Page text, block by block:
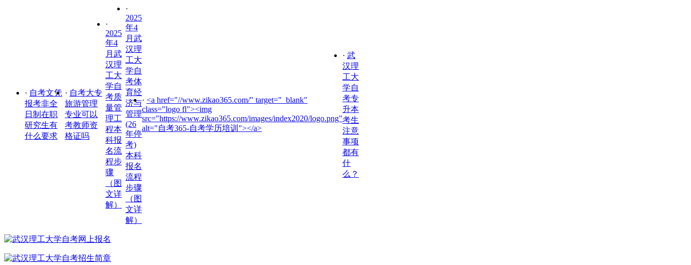
· 自考文凭
报考非全
日制在职
研究生有
什么要求
· 自考大专
旅游管理
专业可以
考教师资
格证吗
·
2025
年4
月武
汉理
工大
学自
考质
量管
理工
程本
科报
名流
程步
骤
（图
文详
解）
·
2025
年4
月武
汉理
工大
学自
考体
育经
济与
管理
(26
年停
考)
本科
报名
流程
步骤
（图
文详
解）
· <a href="//www.zikao365.com/" target="_blank"
class="logo fl"><img
src="https://www.zikao365.com/images/index2020/logo.png"
alt="自考365-自考学历培训"></a>
· 武
汉理
工大
学自
考专
升本
考生
注意
事项
都有
什
么？